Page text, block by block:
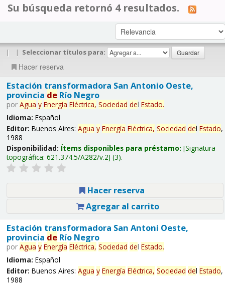
Su búsqueda retornó 4 resultados.
| | Seleccionar títulos para:
Hacer reserva
Estación transformadora San Antonio Oeste,
provincia deRío Negro
por Agua y Energía Eléctrica, Sociedad del Estado.
Idioma: Español
Editor: Buenos Aires: Agua y Energía Eléctrica, Sociedad del Estado,
1988
Disponibilidad: Ítems disponibles para préstamo: Signatura
topográfica: 621.374.5/A282/v.2 (3).
Hacer reserva
Agregar al carrito
Estación transformadora San Antoni Oeste,
provincia deRío Negro
por Agua y Energía Eléctrica, Sociedad del Estado.
Idioma: Español
Editor: Buenos Aires: Agua y Energía Eléctrica, Sociedad del Estado,
1988